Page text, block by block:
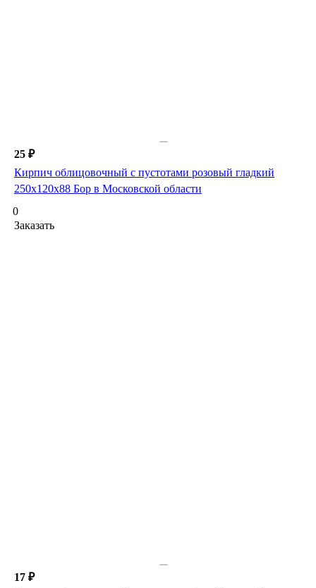
25 ₽
Кирпич облицовочный с пустотами розовый гладкий
250х120х88 Бор в Московской области
0
Заказать
17 ₽